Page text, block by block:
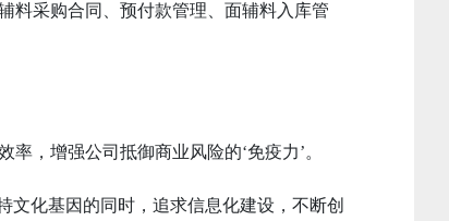
料采购合同、预付款管理、面辅料入库管
，增强公司抵御商业风险的‘免疫力’。
文化基因的同时，追求信息化建设，不断创